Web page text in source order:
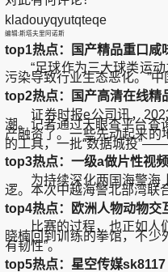
kladouyqyutqteqe
编辑:斯塔夫里阿诺斯
top1热点：国产精品重口咸
“足球作为三大球类运动之
污染导致行业生态恶化。”
top2热点：国产高清在线精
证券时报e公司讯，2023
潮。记者通过天眼查平台查
产融资了。一些先动起来的
的工具，一批“数据城投
top3热点：一级a做片性视
为持续深化两国海警海上
逻。本次中越海警北部湾联
top4热点：欧洲人物动物交
比赛的过程，也正如人们
晓楠回到训练的拳馆，不
有韧性”。
top5热点：星空传媒sk8117